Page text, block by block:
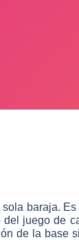
baraja.
juego de
de la base